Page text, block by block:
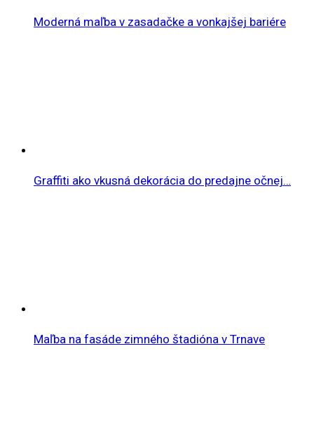
Moderná maľba v zasadačke a vonkajšej bariére
Graffiti ako vkusná dekorácia do predajne očnej…
Maľba na fasáde zimného štadióna v Trnave